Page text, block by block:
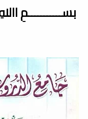
بســـــــــــمِ